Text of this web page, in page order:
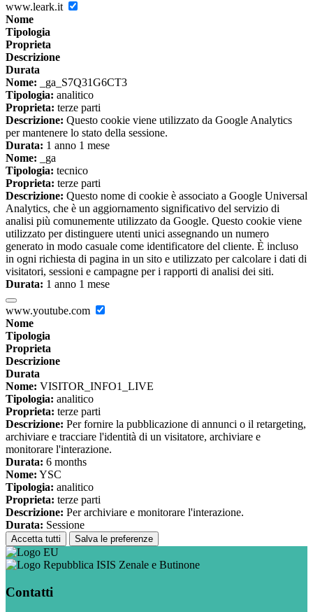
www.leark.it
Nome
Tipologia
Proprieta
Descrizione
Durata
Nome: _ga_S7Q31G6CT3
Tipologia: analitico
Proprieta: terze parti
Descrizione: Questo cookie viene utilizzato da Google Analytics
per mantenere lo stato della sessione.
Durata: 1 anno 1 mese
Nome: _ga
Tipologia: tecnico
Proprieta: terze parti
Descrizione: Questo nome di cookie è associato a Google Universal
Analytics, che è un aggiornamento significativo del servizio di
analisi più comunemente utilizzato da Google. Questo cookie viene
utilizzato per distinguere utenti unici assegnando un numero
generato in modo casuale come identificatore del cliente. È incluso
in ogni richiesta di pagina in un sito e utilizzato per calcolare i dati di
visitatori, sessioni e campagne per i rapporti di analisi dei siti.
Durata: 1 anno 1 mese
www.youtube.com
Nome
Tipologia
Proprieta
Descrizione
Durata
Nome: VISITOR_INFO1_LIVE
Tipologia: analitico
Proprieta: terze parti
Descrizione: Per fornire la pubblicazione di annunci o il retargeting,
archiviare e tracciare l'identità di un visitatore, archiviare e
monitorare l'interazione.
Durata: 6 months
Nome: YSC
Tipologia: analitico
Proprieta: terze parti
Descrizione: Per archiviare e monitorare l'interazione.
Durata: Sessione
Accetta tutti Salva le preferenze
ISIS Zenale e Butinone
Contatti